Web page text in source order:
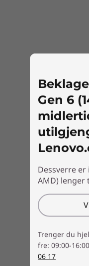
Gen 6
Dessverre er
AMD) lenger
Trenger du
fre: 09:00-
06 17